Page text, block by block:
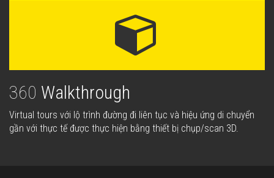
360 Walkthrough
Virtual tours với lộ trình đường đi liên tục và hiệu ứng di chuyển
gần với thực tế được thực hiện bằng thiết bị chụp/scan 3D.